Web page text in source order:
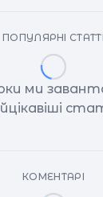
ПОПУЛЯРНІ СТАТТІ
ми
КОМЕНТАРІ